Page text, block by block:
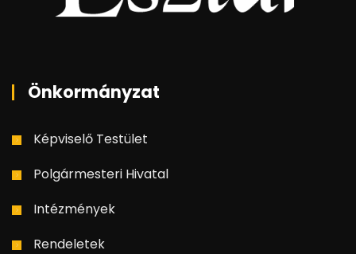
Önkormányzat
Képviselő Testület
Polgármesteri Hivatal
Intézmények
Rendeletek